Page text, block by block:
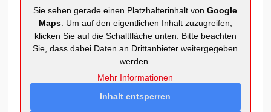
Sie sehen gerade einen Platzhalterinhalt vonGoogle
Maps. Um auf den eigentlichen Inhalt zuzugreifen,
klicken Sie auf die Schaltfläche unten. Bitte beachten
Sie, dass dabei Daten an Drittanbieter weitergegeben
werden.
Mehr Informationen
Inhalt entsperren